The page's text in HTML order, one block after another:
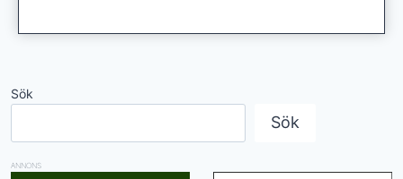
Sök
Sök
ANNONS